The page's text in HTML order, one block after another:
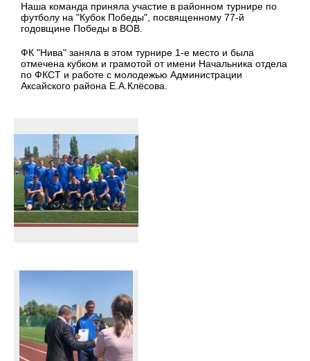
Наша команда приняла участие в районном турнире по
футболу на "Кубок Победы", посвященному 77-й
годовщине Победы в ВОВ.
ФК "Нива" заняла в этом турнире 1-е место и была
отмечена кубком и грамотой от имени Начальника отдела
по ФКСТ и работе с молодежью Администрации
Аксайского района Е.А.Клёсова.